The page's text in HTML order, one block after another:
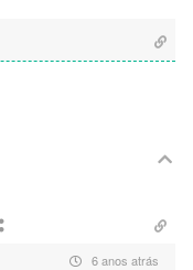
6 anos atrás